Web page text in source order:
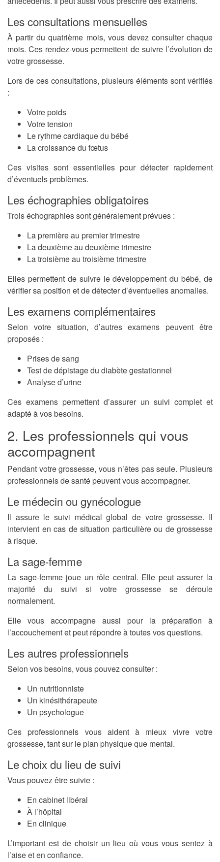
Les consultations mensuelles
À partir du quatrième mois, vous devez consulter chaque
mois. Ces rendez-vous permettent de suivre l’évolution de
votre grossesse.
Lors de ces consultations, plusieurs éléments sont vérifiés
:
Votre poids
Votre tension
Le rythme cardiaque du bébé
La croissance du fœtus
Ces visites sont essentielles pour détecter rapidement
d’éventuels problèmes.
Les échographies obligatoires
Trois échographies sont généralement prévues :
La première au premier trimestre
La deuxième au deuxième trimestre
La troisième au troisième trimestre
Elles permettent de suivre le développement du bébé, de
vérifier sa position et de détecter d’éventuelles anomalies.
Les examens complémentaires
Selon votre situation, d’autres examens peuvent être
proposés :
Prises de sang
Test de dépistage du diabète gestationnel
Analyse d’urine
Ces examens permettent d’assurer un suivi complet et
adapté à vos besoins.
2. Les professionnels qui vous
accompagnent
Pendant votre grossesse, vous n’êtes pas seule. Plusieurs
professionnels de santé peuvent vous accompagner.
Le médecin ou gynécologue
Il assure le suivi médical global de votre grossesse. Il
intervient en cas de situation particulière ou de grossesse
à risque.
La sage-femme
La sage-femme joue un rôle central. Elle peut assurer la
majorité du suivi si votre grossesse se déroule
normalement.
Elle vous accompagne aussi pour la préparation à
l’accouchement et peut répondre à toutes vos questions.
Les autres professionnels
Selon vos besoins, vous pouvez consulter :
Un nutritionniste
Un kinésithérapeute
Un psychologue
Ces professionnels vous aident à mieux vivre votre
grossesse, tant sur le plan physique que mental.
Le choix du lieu de suivi
Vous pouvez être suivie :
En cabinet libéral
À l’hôpital
En clinique
L’important est de choisir un lieu où vous vous sentez à
l’aise et en confiance.